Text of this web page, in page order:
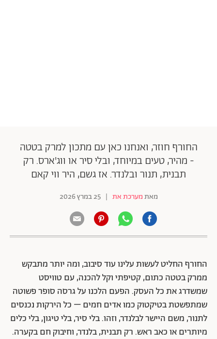
החורף חוזר, ואנחנו כאן עם מתכון למרק בטטה
- מהיר, טעים במיוחד, ובלי סיר או ווג'ארס. רק
תבנית, תנור ובלנדר. אז גשם, היר ווי קאם
מאתמערכת את | 25 במרץ 2026
החורף החליט לעשות עלינו עוד סיבוב, ומה יותר מתבקש
ממרק בטטה כתום, קטיפתי וקל להכנה, עם טוויסט
שמשדרג את כל העסק. הפעם הלכנו על גרסה סופר פשוטה
שמתפשטת בטיקטוק כמו אדים חמים – כל הירקות נכנסים
לתנור, משם היישר לבלנדר, וזהו. בלי סיר, בלי טיגון, בלי כלים
מיותרים או כאב ראש. רק תבנית, בלנדר, וחיבוק חם בקערה.